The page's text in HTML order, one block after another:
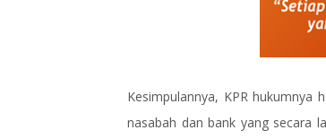
Kesimpulannya, KPR hukumnya
nasabah dan bank yang secara